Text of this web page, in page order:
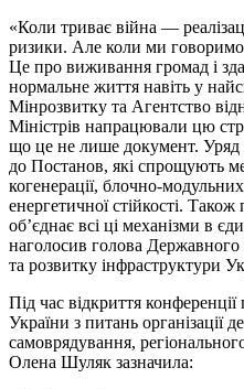
«Коли триває війна —
ризики. Але коли ми
Це про виживання громад і
нормальне життя навіть у
Мінрозвитку та Агентство
Міністрів напрацювали цю
що це не лише документ. Уряд
до Постанов, які спрощують
когенерації, блочно-
енергетичної стійкості.
об’єднає всі ці механізми в
наголосив голова Державного
та розвитку інфраструктури
Під час відкриття
України з питань організації
самоврядування,
Олена Шуляк зазначила: